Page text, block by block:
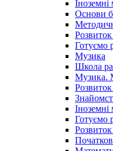
Іноземні
Основи
Розвиток
Готуємо
Музика
Школа
Музика.
Іноземні
Готуємо
Розвиток